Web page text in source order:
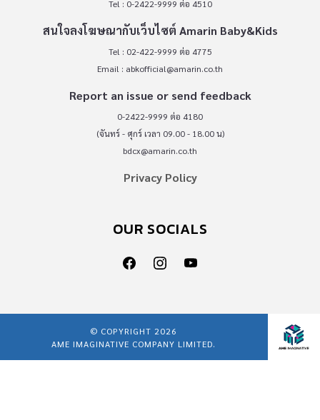
Tel : 0-2422-9999 ต่อ 4510
สนใจลงโฆษณากับเว็บไซต์ Amarin Baby&Kids
Tel : 02-422-9999 ต่อ 4775
Email : abkofficial@amarin.co.th
Report an issue or send feedback
0-2422-9999 ต่อ 4180
(จันทร์ - ศุกร์ เวลา 09.00 - 18.00 น)
bdcx@amarin.co.th
Privacy Policy
OUR SOCIALS
© COPYRIGHT 2026
AME IMAGINATIVE COMPANY LIMITED.